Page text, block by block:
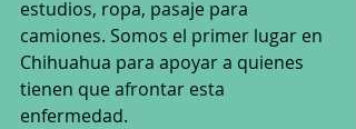
estudios, ropa, pasaje para
camiones. Somos el primer lugar en
Chihuahua para apoyar a quienes
tienen que afrontar esta
enfermedad.